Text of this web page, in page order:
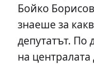
Бойко
знаеше за
депутатът. По
на